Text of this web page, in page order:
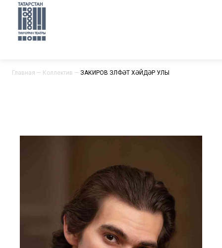
Главная — Коллектив — ЗАКИРОВ ЗӨЛФӘТ ХӘЙДӘР УЛЫ